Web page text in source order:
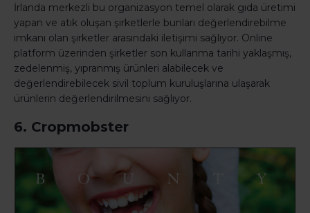
İrlanda merkezli bu organizasyon temel olarak gıda üretimi
yapan ve atık oluşan şirketlerle bunları değerlendirebilme
imkanı olan şirketler arasındaki iletişimi sağlıyor. Online
platform üzerinden şirketler son kullanma tarihi yaklaşmış,
zedelenmiş, yıpranmış ürünleri alabilecek ve
değerlendirebilecek sivil toplum kuruluşlarına ulaşarak
ürünlerin değerlendirilmesini sağlıyor.
6. Cropmobster